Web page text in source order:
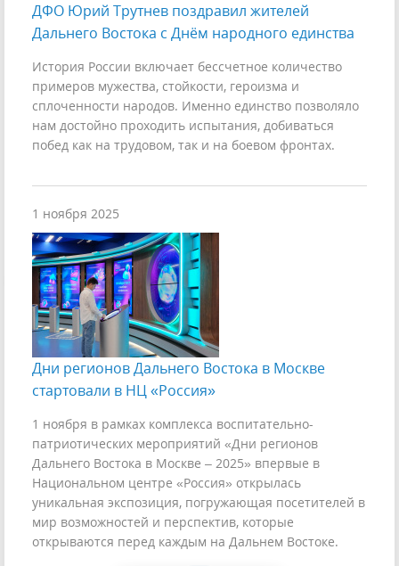
ДФО Юрий Трутнев поздравил жителей
Дальнего Востока с Днём народного единства
История России включает бессчетное количество
примеров мужества, стойкости, героизма и
сплоченности народов. Именно единство позволяло
нам достойно проходить испытания, добиваться
побед как на трудовом, так и на боевом фронтах.
1 ноября 2025
Дни регионов Дальнего Востока в Москве
стартовали в НЦ «Россия»
1 ноября в рамках комплекса воспитательно-
патриотических мероприятий «Дни регионов
Дальнего Востока в Москве – 2025» впервые в
Национальном центре «Россия» открылась
уникальная экспозиция, погружающая посетителей в
мир возможностей и перспектив, которые
открываются перед каждым на Дальнем Востоке.